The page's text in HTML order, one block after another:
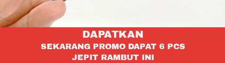
DAPATKAN
SEKARANG PROMO DAPAT 6 PCS
JEPIT RAMBUT INI